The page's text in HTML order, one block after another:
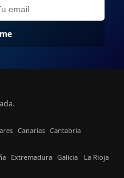
Canarias Cantabria
Extremadura Galicia La Rioja